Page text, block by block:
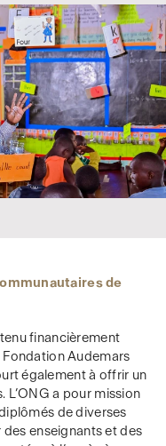
de
financièrement
Audemars
également à offrir un
L’ONG a pour mission
de diverses
des enseignants et des